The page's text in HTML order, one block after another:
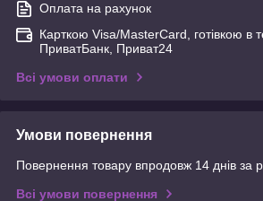
Оплата на рахунок
Карткою Visa/MasterCard, готівкою в
ПриватБанк, Приват24
Всі умови оплати
Умови повернення
Повернення товару впродовж 14 днів за
Всі умови повернення